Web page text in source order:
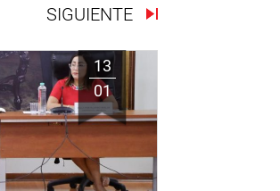
SIGUIENTE
13
01